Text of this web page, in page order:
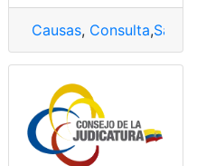
Agua,Consulta la planilla
Causas, Consulta,Satje